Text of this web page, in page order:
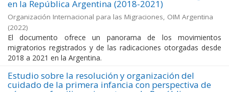
en la República Argentina (2018-2021)
Organización Internacional para las Migraciones, OIM Argentina
(2022)
El documento ofrece un panorama de los movimientos
migratorios registrados y de las radicaciones otorgadas desde
2018 a 2021 en la Argentina.
Estudio sobre la resolución y organización del
cuidado de la primera infancia con perspectiva de